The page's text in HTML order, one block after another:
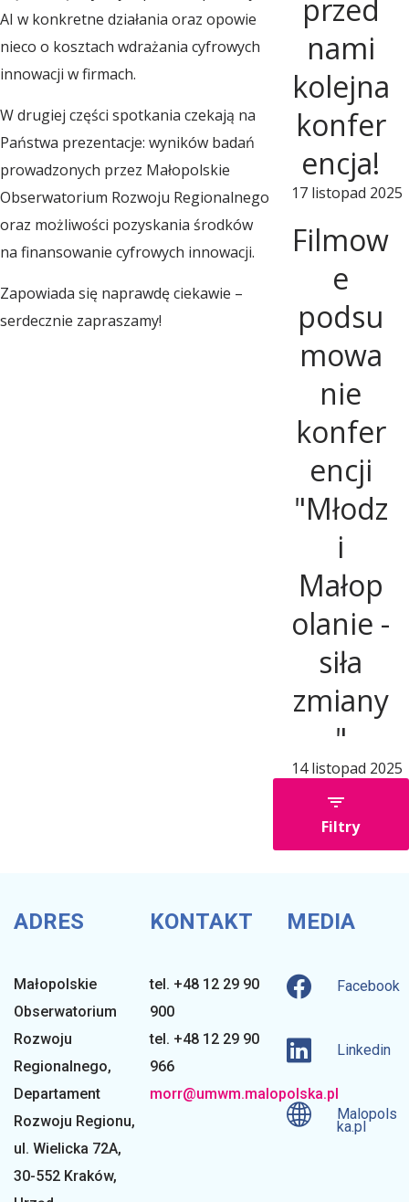
i
o
n
a
l
n
AI w konkretne działania oraz opowie
nieco o kosztach wdrażania cyfrowych
innowacji w firmach.
W drugiej części spotkania czekają na
Państwa prezentacje: wyników badań
prowadzonych przez Małopolskie
Obserwatorium Rozwoju Regionalnego
oraz możliwości pozyskania środków
na finansowanie cyfrowych innowacji.
Zapowiada się naprawdę ciekawie –
serdecznie zapraszamy!
przed
nami
kolejna
konfer
encja!
17 listopad 2025
Filmow
e
podsu
mowa
nie
konfer
encji
"Młodz
i
Małop
olanie -
siła
zmiany
"
14 listopad 2025
Filtry
ADRES
Małopolskie
Obserwatorium
Rozwoju
Regionalnego,
Departament
Rozwoju Regionu,
ul. Wielicka 72A,
30-552 Kraków,
KONTAKT
tel. +48 12 29 90
900
tel. +48 12 29 90
966
morr@umwm.malopolska.pl
MEDIA
Facebook
Linkedin
Malopols
ka.pl